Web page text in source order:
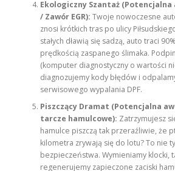
Ekologiczny Szantaż (Potencjalna
/ Zawór EGR): Twoje nowoczesne
znosi krótkich tras po ulicy
stałych dławią się sadzą, auto traci
prędkością zaspanego ślimaka.
(komputer diagnostyczny o wartości
diagnozujemy kody błędów i
serwisowego wypalania DPF.
Piszczący Dramat (Potencjalna
tarcze hamulcowe): Zatrzymujesz
hamulce piszczą tak przeraźliwie, że
kilometra zrywają się do lotu? To nie
bezpieczeństwa. Wymieniamy klocki,
regenerujemy zapieczone zaciski